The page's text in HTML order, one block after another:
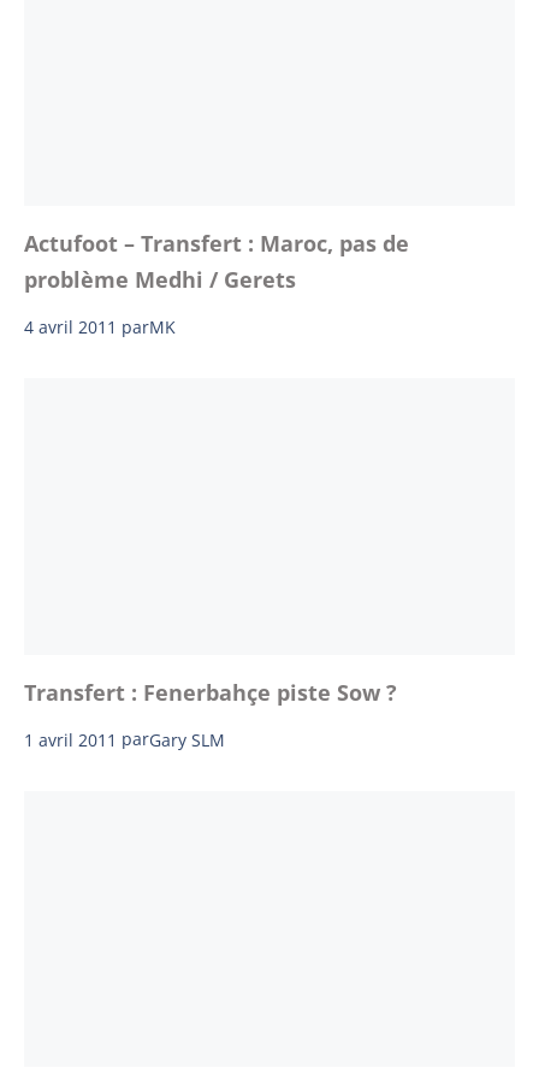
Actufoot – Transfert : Maroc, pas de
problème Medhi / Gerets
4 avril 2011 parMK
Transfert : Fenerbahçe piste Sow ?
1 avril 2011 parGary SLM